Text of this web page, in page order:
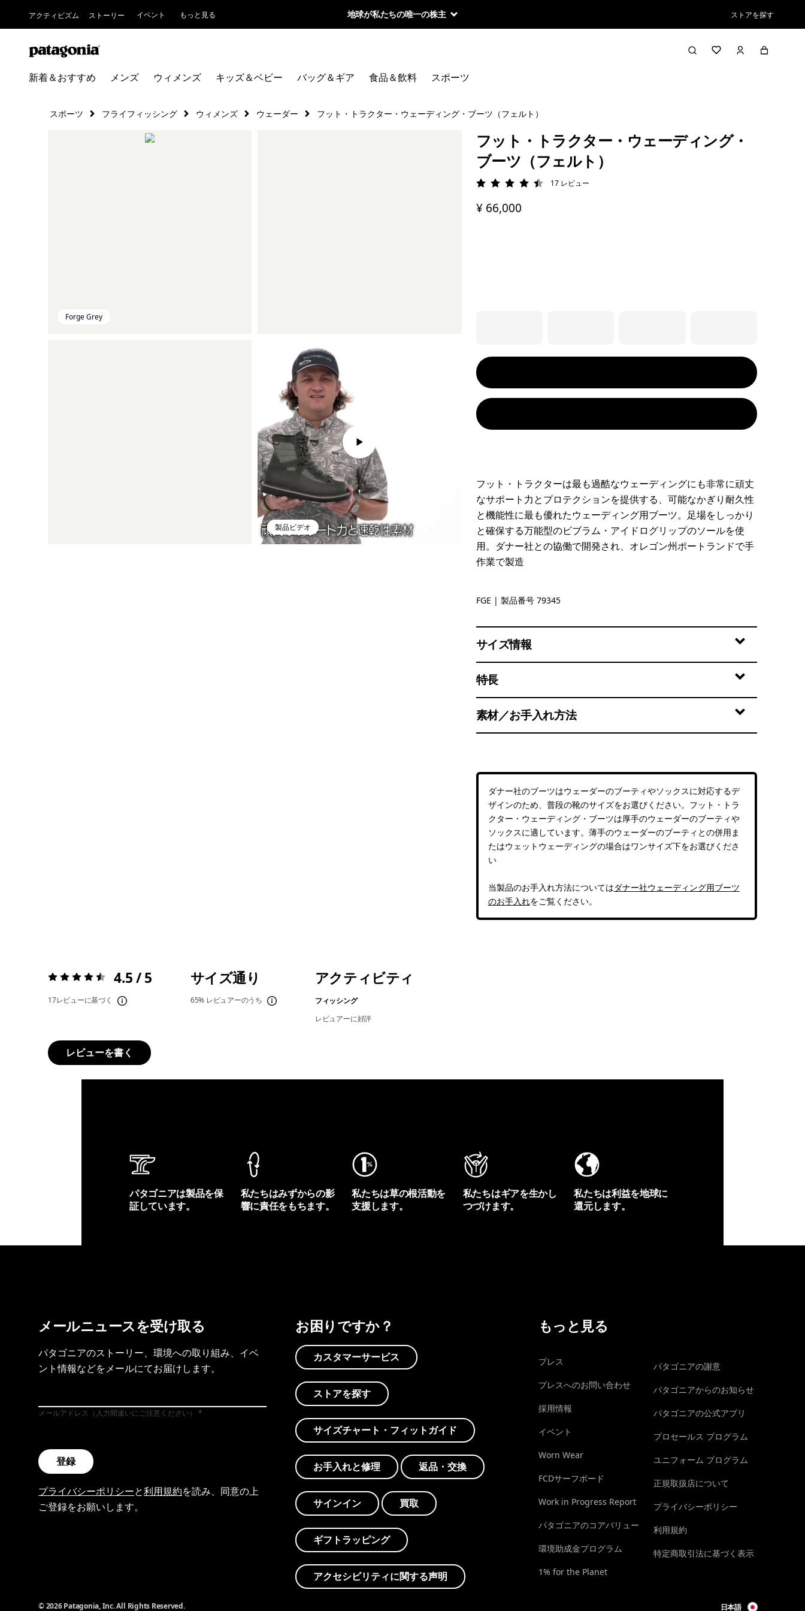
アクティビズム ストーリー イベント もっと見る 地球が私たちの唯一の株主 ストアを探す
新着＆おすすめ メンズ ウィメンズ キッズ＆ベビー バッグ＆ギア 食品＆飲料 スポーツ
スポーツ フライフィッシング ウィメンズ ウェーダー フット・トラクター・ウェーディング・ブーツ（フェルト）
Forge Grey
製品ビデオ
フット・トラクター・ウェーディング・
ブーツ（フェルト）
評価: 4.5 / 5
17 レビュー
¥ 66,000
フット・トラクターは最も過酷なウェーディングにも非常に頑丈
なサポート力とプロテクションを提供する、可能なかぎり耐久性
と機能性に最も優れたウェーディング用ブーツ。足場をしっかり
と確保する万能型のビブラム・アイドログリップのソールを使
用。ダナー社との協働で開発され、オレゴン州ポートランドで手
作業で製造
Forge Grey
FGE | 製品番号 79345
サイズ情報
特長
素材／お手入れ方法
ダナー社のブーツはウェーダーのブーティやソックスに対応するデ
ザインのため、普段の靴のサイズをお選びください。フット・トラ
クター・ウェーディング・ブーツは厚手のウェーダーのブーティや
ソックスに適しています。薄手のウェーダーのブーティとの併用ま
たはウェットウェーディングの場合はワンサイズ下をお選びくださ
い
当製品のお手入れ方法についてはダナー社ウェーディング用ブーツ
のお手入れをご覧ください。
評価:4.5 / 5 4.5 / 5
17レビューに基づく
サイズ通り
65% レビュアーのうち
アクティビティ
フィッシング
レビュアーに好評
レビューを書く
パタゴニアは製品を保
証しています。
私たちはみずからの影
響に責任をもちます。
私たちは草の根活動を
支援します。
私たちはギアを生かし
つづけます。
私たちは利益を地球に
還元します。
メールニュースを受け取る
パタゴニアのストーリー、環境への取り組み、イベ
ント情報などをメールにてお届けします。
メールアドレス（入力間違いにご注意ください）
登録
プライバシーポリシーと利用規約を読み、同意の上
ご登録をお願いします。
お困りですか？
カスタマーサービス
ストアを探す
サイズチャート・フィットガイド
お手入れと修理 返品・交換
サインイン 買取
ギフトラッピング
アクセシビリティに関する声明
もっと見る
プレス
プレスへのお問い合わせ
採用情報
イベント
Worn Wear
FCDサーフボード
Work in Progress Report
パタゴニアのコアバリュー
環境助成金プログラム
1% for the Planet
パタゴニアの謝意
パタゴニアからのお知らせ
パタゴニアの公式アプリ
プロセールス プログラム
ユニフォーム プログラム
正規取扱店について
プライバシーポリシー
利用規約
特定商取引法に基づく表示
© 2026 Patagonia, Inc. All Rights Reserved. 日本語